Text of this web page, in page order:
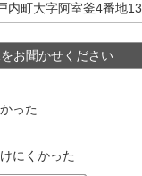
内町大字阿室釜4番地13
お聞かせください
った
にくかった